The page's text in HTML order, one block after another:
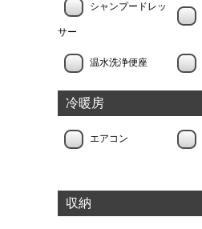
シャンプードレッ
サー
温水洗浄便座
冷暖房
エアコン
収納